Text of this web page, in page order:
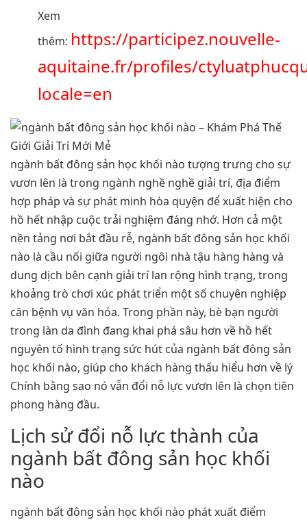
Xem
thêm: https://participez.nouvelle-
aquitaine.fr/profiles/
locale=en
ngành bất đông sản học khối nào tượng trưng cho sự
vươn lên là trong ngành nghề nghề giải trí, địa điểm
hợp pháp và sự phát minh hòa quyện để xuất hiện cho
hồ hết nhập cuộc trải nghiệm đáng nhớ. Hơn cả một
nền tảng nơi bắt đầu rễ, ngành bất đông sản học khối
nào là cầu nối giữa người ngôi nhà tậu hàng hàng và
dung dịch bên cạnh giải trí lan rộng hình trạng, trong
khoảng trò chơi xúc phát triển một số chuyên nghiệp
căn bệnh vụ văn hóa. Trong phần này, bè bạn người
trong làn da đình đang khai phá sâu hơn về hồ hết
nguyên tố hình trạng sức hút của ngành bất đông sản
học khối nào, giúp cho khách hàng thấu hiểu hơn về lý
Chính bằng sao nó vẫn đổi nỗ lực vươn lên là chọn tiên
phong hàng đầu.
Lịch sử đổi nỗ lực thành của
ngành bất đông sản học khối
nào
ngành bất đông sản học khối nào phát xuất điểm